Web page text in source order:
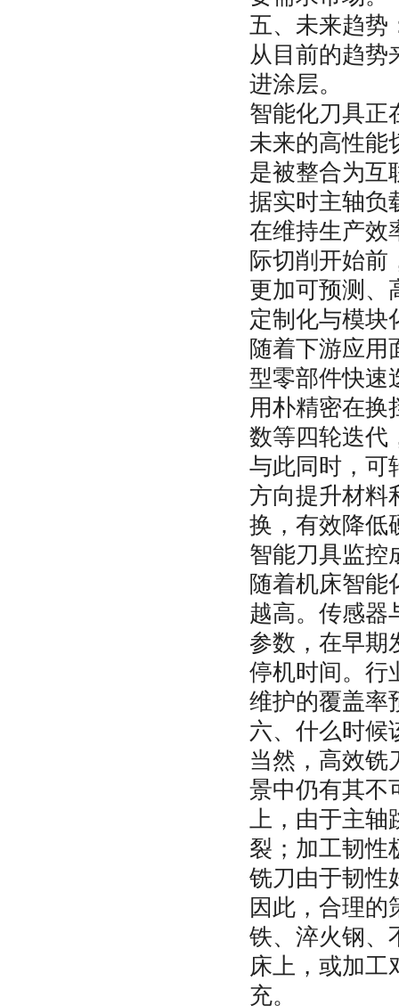
五、未来趋势
从目前的趋势
进涂层。
智能化刀具正
未来的高性能
是被整合为互
据实时主轴负
在维持生产效
际切削开始前
更加可预测、
定制化与模块
随着下游应用
型零部件快速
用朴精密在换
数等四轮迭代
与此同时，可
方向提升材
换，有效降低
智能刀具监控
随着机床智能
越高。传感器
参数，在早期
停机时间。行
维护的覆盖率
六、什么时候
当然，高效铣
景中仍有其不
上，由于主
裂；加工韧性
铣刀由于韧性
因此，合理
铁、淬火钢、
床上，或加工
充。